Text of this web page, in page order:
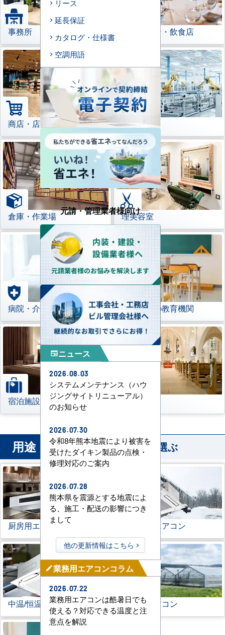
事務所 レストラン・飲食店
商店・店舗 工場
倉庫・作業場 理美容室
病院・介護施設 学校などの教育機関
宿泊施設 その他
用途 から業務用エアコンを選ぶ
厨房用エアコン 寒冷地用エアコン
中温/恒温用エアコン 農業用エアコン
リース
延長保証
カタログ・仕様書
空調用語
元請・管理業者様向け
newspaperニュース
2026.08.03
システムメンテナンス（ハウ
ジングサイトリニューアル）
のお知らせ
2026.07.30
令和8年熊本地震により被害を
受けたダイキン製品の点検・
修理対応のご案内
2026.07.28
熊本県を震源とする地震によ
る、施工・配送の影響につき
まして
他の更新情報はこちら
mode_edit業務用エアコンコラム
2026.07.22
業務用エアコンは酷暑日でも
使える？対応できる温度と注
意点を解説